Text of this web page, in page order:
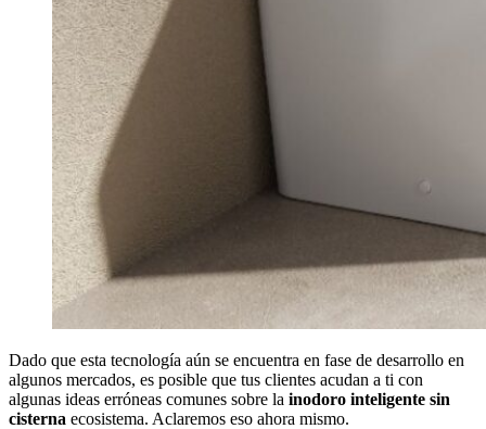
Dado que esta tecnología aún se encuentra en fase de desarrollo en
algunos mercados, es posible que tus clientes acudan a ti con
algunas ideas erróneas comunes sobre la inodoro inteligente sin
cisterna ecosistema. Aclaremos eso ahora mismo.